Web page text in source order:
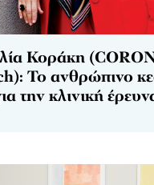
Κοράκη
Το ανθρώπινο
την κλινική